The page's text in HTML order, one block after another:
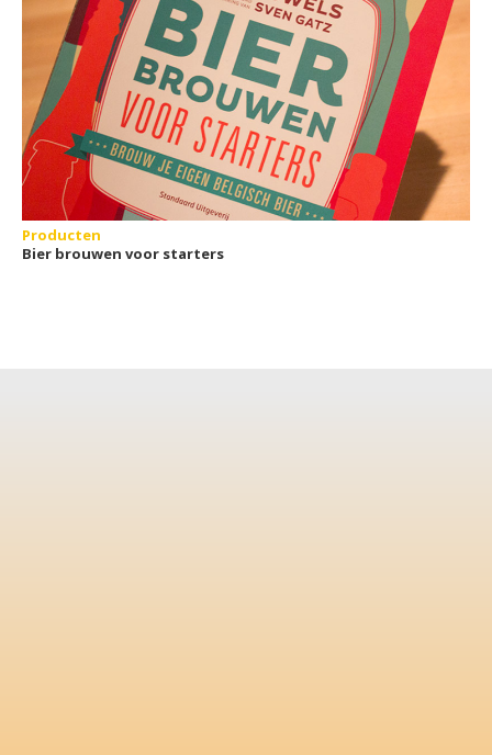
Producten
Bier brouwen voor starters